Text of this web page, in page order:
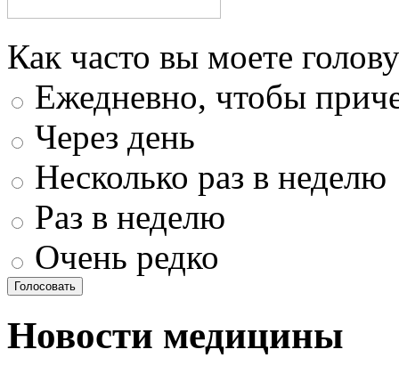
Как часто вы моете
Ежедневно, чтобы
Через день
Несколько раз в неделю
Раз в неделю
Очень редко
Новости медицины